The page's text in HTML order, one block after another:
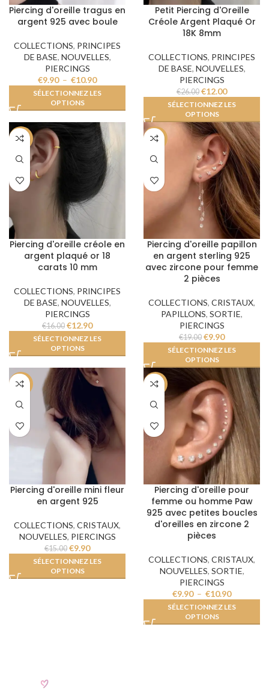
Piercing d'oreille tragus en
argent 925 avec boule
COLLECTIONS, PRINCIPES
DE BASE, NOUVELLES,
PIERCINGS
€9.90 – €10.90
SÉLECTIONNEZ LES
OPTIONS
Petit Piercing d'Oreille
Créole Argent Plaqué Or
18K 8mm
COLLECTIONS, PRINCIPES
DE BASE, NOUVELLES,
PIERCINGS
€26.00 €12.00
SÉLECTIONNEZ LES
OPTIONS
-19%
Piercing d'oreille créole en
argent plaqué or 18
carats 10 mm
COLLECTIONS, PRINCIPES
DE BASE, NOUVELLES,
PIERCINGS
€16.00 €12.90
SÉLECTIONNEZ LES
OPTIONS
-48%
Piercing d'oreille papillon
en argent sterling 925
avec zircone pour femme
2 pièces
COLLECTIONS, CRISTAUX,
PAPILLONS, SORTIE,
PIERCINGS
€19.00 €9.90
SÉLECTIONNEZ LES
OPTIONS
-34%
Piercing d'oreille mini fleur
en argent 925
COLLECTIONS, CRISTAUX,
NOUVELLES, PIERCINGS
€15.00 €9.90
SÉLECTIONNEZ LES
OPTIONS
-50%
Piercing d'oreille pour
femme ou homme Paw
925 avec petites boucles
d'oreilles en zircone 2
pièces
COLLECTIONS, CRISTAUX,
NOUVELLES, SORTIE,
PIERCINGS
€9.90 – €10.90
SÉLECTIONNEZ LES
OPTIONS